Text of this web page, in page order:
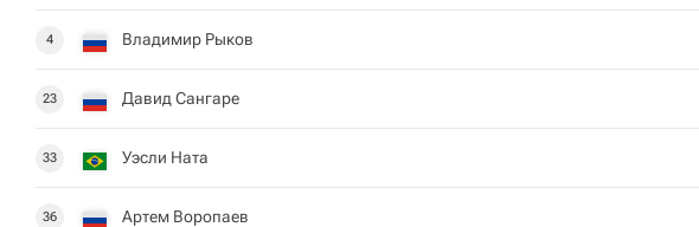
4 Владимир Рыков
23 Давид Сангаре
33 Уэсли Ната
36 Артем Воропаев